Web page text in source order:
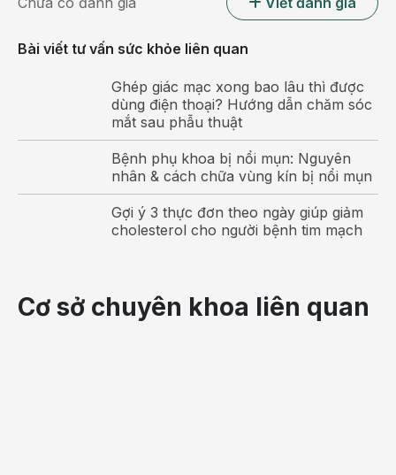
Cận thị là tình trạng rất phổ biến ở trẻ em hiện nay
Sau cận thị, thực trạng cong vẹo cột sống cũng đang có
xu hướng gia tăng trong học sinh. Nguyên nhân do độ
Bài viết tư vấn sức khỏe liên quan
Ghép giác mạc xong bao lâu thì được
dùng điện thoại? Hướng dẫn chăm sóc
mắt sau phẫu thuật
Bệnh phụ khoa bị nổi mụn: Nguyên
nhân & cách chữa vùng kín bị nổi mụn
Gợi ý 3 thực đơn theo ngày giúp giảm
cholesterol cho người bệnh tim mạch
Cơ sở chuyên khoa liên quan